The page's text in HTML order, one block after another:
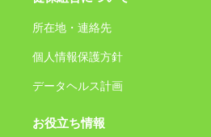
所在地・連絡先
個人情報保護方針
データヘルス計画
お役立ち情報